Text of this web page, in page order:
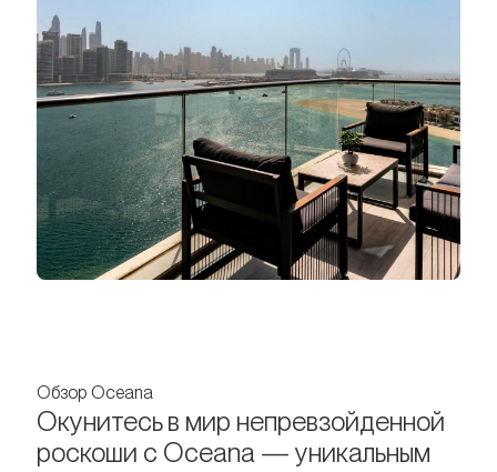
Обзор Oceana
Окунитесь в мир непревзойденной
роскоши с Oceana — уникальным